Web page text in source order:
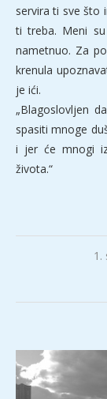
servira ti sve što
ti treba. Meni
nametnuo. Za
krenula
je ići.
„Blagoslovljen
spasiti mnoge
i jer će mnogi
života.“
1.